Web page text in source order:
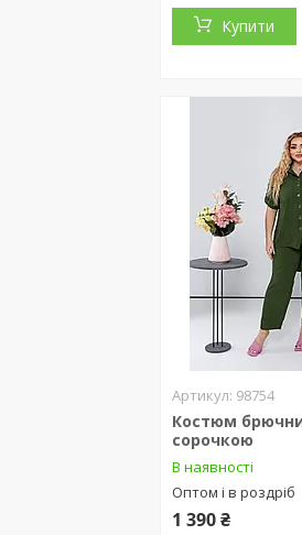
Купити
98754
Костюм
сорочкою
В наявності
Оптом і в роздріб
1 390 ₴